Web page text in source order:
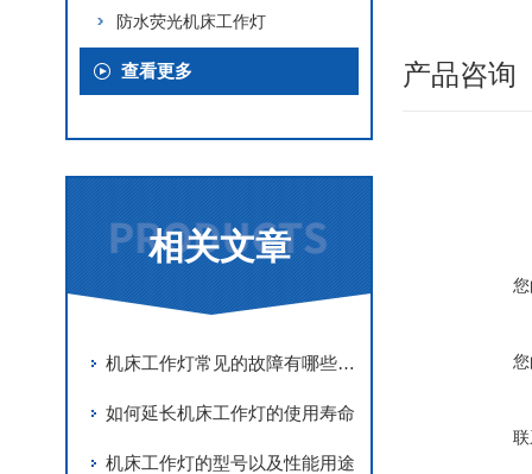
防水荧光机床工作灯
查看更多
相关文章
机床工作灯常见的故障有哪些？应该如何处理？
如何延长机床工作灯的使用寿命
机床工作灯的型号以及性能用途
产品咨询